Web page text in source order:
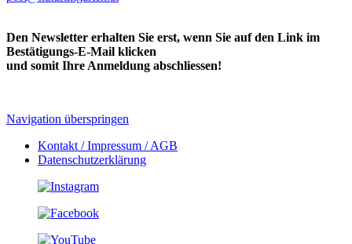
Den Newsletter erhalten Sie erst, wenn Sie auf den Link im
Bestätigungs-E-Mail klicken
und somit Ihre Anmeldung abschliessen!
Navigation überspringen
Kontakt / Impressum / AGB
Datenschutzerklärung